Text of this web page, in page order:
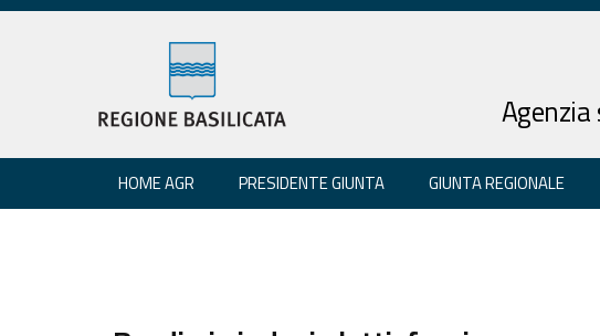
HOME AGR PRESIDENTE GIUNTA GIUNTA REGIONALE